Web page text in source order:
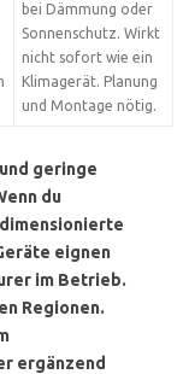
bei Dämmung oder
Sonnenschutz. Wirkt
nicht sofort wie ein
Klimagerät. Planung
und Montage nötig.
geringe
du
eignen
im Betrieb.
Regionen.
ergänzend